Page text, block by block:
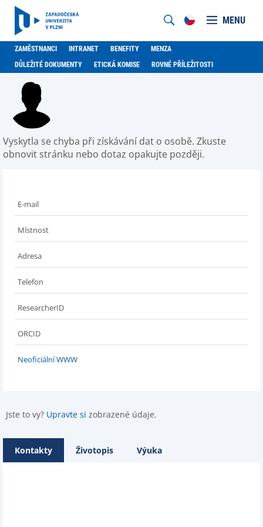
MENU
ZAMĚSTNANCI INTRANET BENEFITY
MENZA
DŮLEŽITÉ DOKUMENTY
ETICKÁ KOMISE ROVNÉ PŘÍLEŽITOSTI
Vyskytla se chyba při získávání dat o osobě. Zkuste
obnovit stránku nebo dotaz opakujte později.
E-mail
Místnost
Adresa
Telefon
ResearcherID
ORCID
Neoficiální WWW
Jste to vy? Upravte si zobrazené údaje.
Kontakty Životopis Výuka